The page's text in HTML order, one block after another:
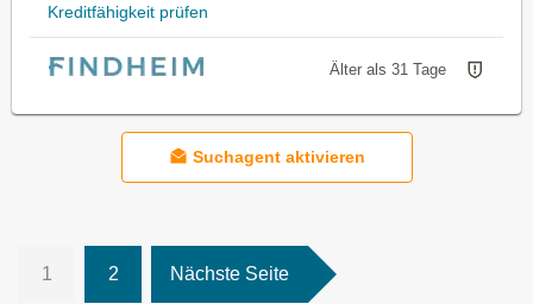
Kreditfähigkeit prüfen
Älter als 31 Tage
Suchagent aktivieren
1 2 Nächste Seite